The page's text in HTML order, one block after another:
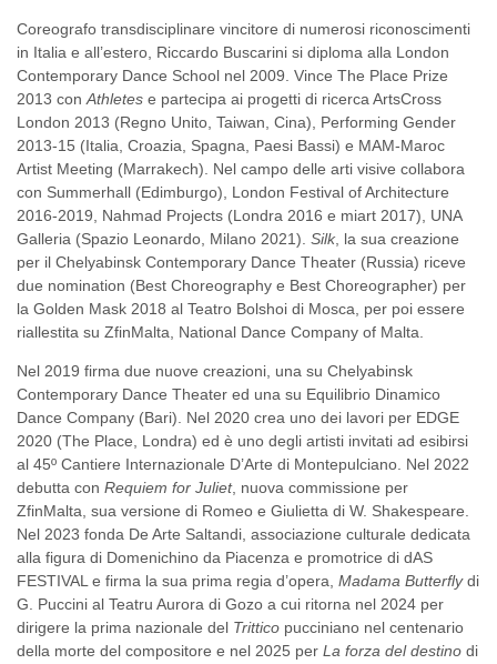
Coreografo transdisciplinare vincitore di numerosi riconoscimenti
in Italia e all’estero, Riccardo Buscarini si diploma alla London
Contemporary Dance School nel 2009. Vince The Place Prize
2013 con Athletes e partecipa ai progetti di ricerca ArtsCross
London 2013 (Regno Unito, Taiwan, Cina), Performing Gender
2013-15 (Italia, Croazia, Spagna, Paesi Bassi) e MAM-Maroc
Artist Meeting (Marrakech). Nel campo delle arti visive collabora
con Summerhall (Edimburgo), London Festival of Architecture
2016-2019, Nahmad Projects (Londra 2016 e miart 2017), UNA
Galleria (Spazio Leonardo, Milano 2021). Silk, la sua creazione
per il Chelyabinsk Contemporary Dance Theater (Russia) riceve
due nomination (Best Choreography e Best Choreographer) per
la Golden Mask 2018 al Teatro Bolshoi di Mosca, per poi essere
riallestita su ZfinMalta, National Dance Company of Malta.
Nel 2019 firma due nuove creazioni, una su Chelyabinsk
Contemporary Dance Theater ed una su Equilibrio Dinamico
Dance Company (Bari). Nel 2020 crea uno dei lavori per EDGE
2020 (The Place, Londra) ed è uno degli artisti invitati ad esibirsi
al 45º Cantiere Internazionale D’Arte di Montepulciano. Nel 2022
debutta con Requiem for Juliet, nuova commissione per
ZfinMalta, sua versione di Romeo e Giulietta di W. Shakespeare.
Nel 2023 fonda De Arte Saltandi, associazione culturale dedicata
alla figura di Domenichino da Piacenza e promotrice di dAS
FESTIVAL e firma la sua prima regia d’opera, Madama Butterflydi
G. Puccini al Teatru Aurora di Gozo a cui ritorna nel 2024 per
dirigere la prima nazionale del Trittico pucciniano nel centenario
della morte del compositore e nel 2025 per La forza del destino di